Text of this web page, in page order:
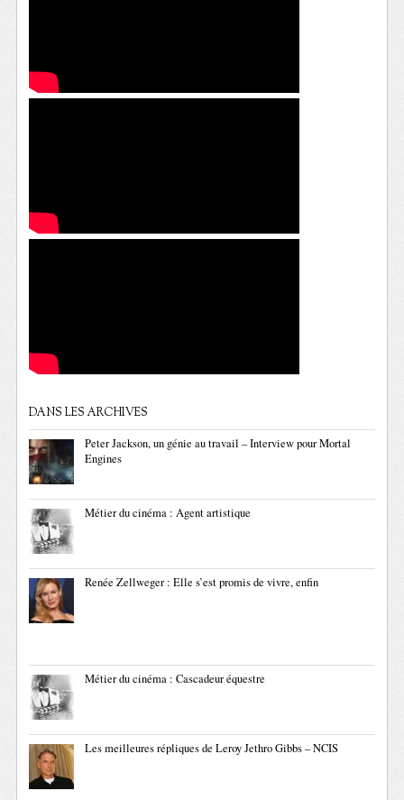
DANS LES ARCHIVES
Peter Jackson, un génie au travail – Interview pour Mortal
Engines
Métier du cinéma : Agent artistique
Renée Zellweger : Elle s’est promis de vivre, enfin
Métier du cinéma : Cascadeur équestre
Les meilleures répliques de Leroy Jethro Gibbs – NCIS